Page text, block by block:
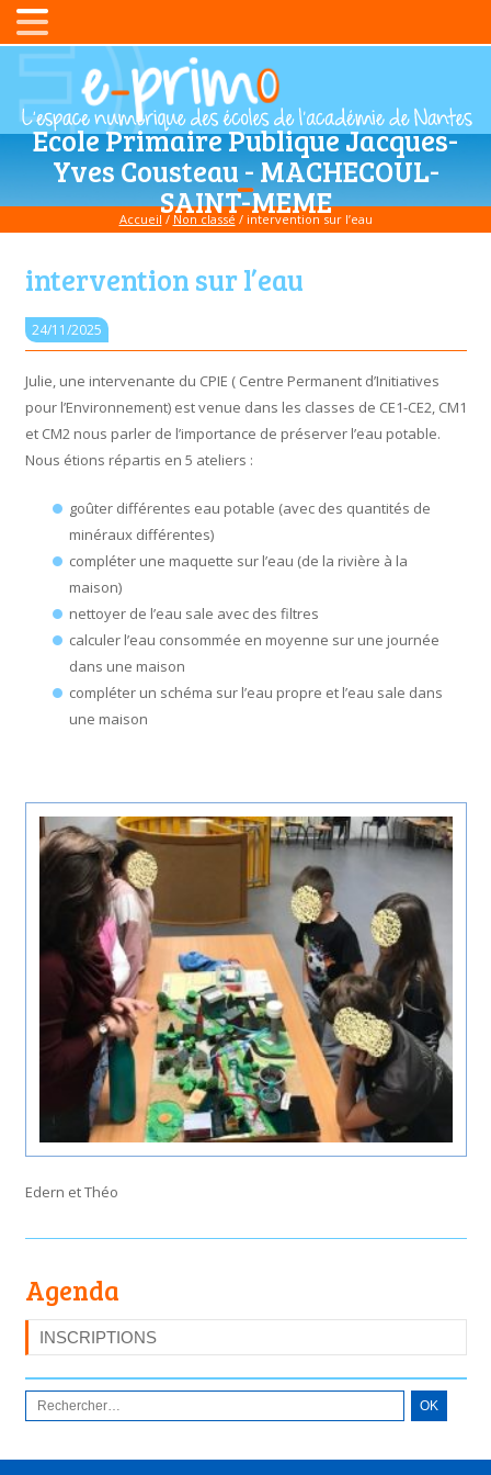
Ecole Primaire Publique Jacques-
Yves Cousteau - MACHECOUL-
SAINT-MEME
Accueil / Non classé / intervention sur l’eau
intervention sur l’eau
24/11/2025
Julie, une intervenante du CPIE ( Centre Permanent d’Initiatives
pour l’Environnement) est venue dans les classes de CE1-CE2, CM1
et CM2 nous parler de l’importance de préserver l’eau potable.
Nous étions répartis en 5 ateliers :
goûter différentes eau potable (avec des quantités de
minéraux différentes)
compléter une maquette sur l’eau (de la rivière à la
maison)
nettoyer de l’eau sale avec des filtres
calculer l’eau consommée en moyenne sur une journée
dans une maison
compléter un schéma sur l’eau propre et l’eau sale dans
une maison
Edern et Théo
Agenda
INSCRIPTIONS